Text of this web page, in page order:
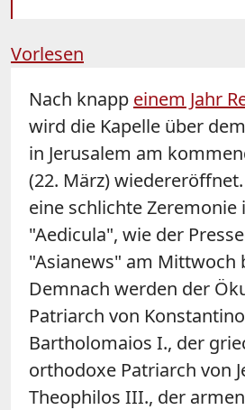
Vorlesen
Nach knapp einem Jahr
wird die Kapelle über
in Jerusalem am
(22. März)
eine schlichte Zeremonie
"Aedicula", wie der
"Asianews" am Mittwoch
Demnach werden der
Patriarch von
Bartholomaios I., der
orthodoxe Patriarch von
Theophilos III., der